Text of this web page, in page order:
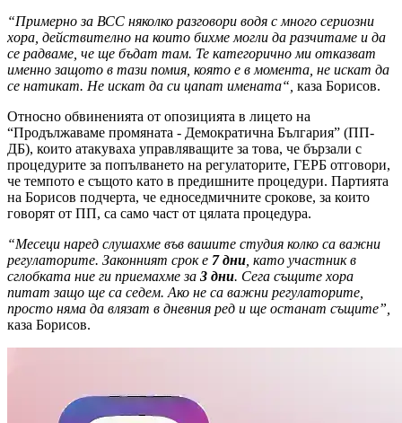
“Примерно за ВСС няколко разговори водя с много сериозни
хора, действително на които бихме могли да разчитаме и да
се радваме, че ще бъдат там. Те категорично ми отказват
именно защото в тази помия, която е в момента, не искат да
се натикат. Не искат да си цапат имената“, каза Борисов.
Относно обвиненията от опозицията в лицето на
“Продължаваме промяната - Демократична България” (ПП-
ДБ), които атакуваха управляващите за това, че бързали с
процедурите за попълването на регулаторите, ГЕРБ отговори,
че темпото е същото като в предишните процедури. Партията
на Борисов подчерта, че едноседмичните срокове, за които
говорят от ПП, са само част от цялата процедура.
“Месеци наред слушахме във вашите студия колко са важни
регулаторите. Законният срок е 7 дни , като участник в
сглобката ние ги приемахме за 3 дни. Сега същите хора
питат защо ще са седем. Ако не са важни регулаторите,
просто няма да влязат в дневния ред и ще останат същите”,
каза Борисов.